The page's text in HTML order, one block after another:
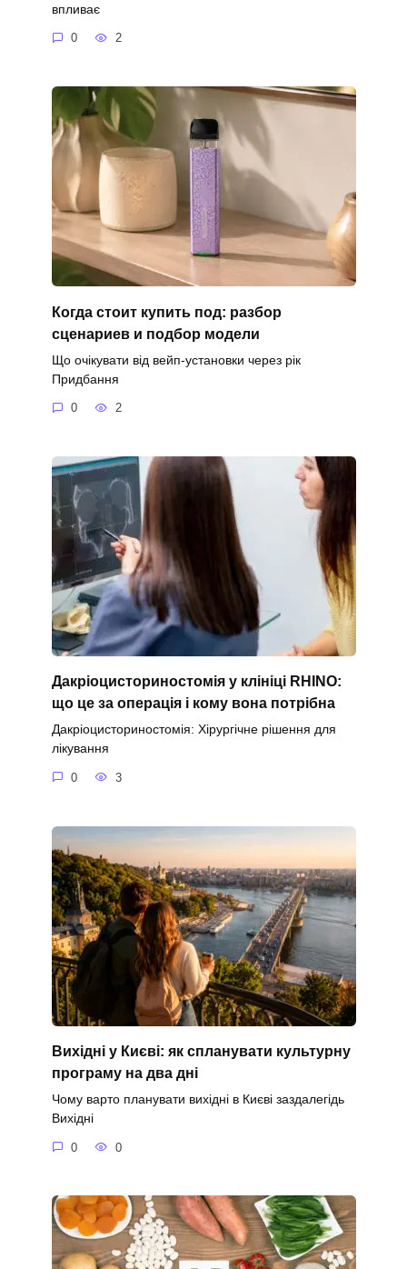
впливає
0 2
Когда стоит купить под: разбор
сценариев и подбор модели
Що очікувати від вейп-установки через рік
Придбання
0 2
Дакріоцисториностомія у клініці RHINO:
що це за операція і кому вона потрібна
Дакріоцисториностомія: Хірургічне рішення для
лікування
0 3
Вихідні у Києві: як спланувати культурну
програму на два дні
Чому варто планувати вихідні в Києві заздалегідь
Вихідні
0 0